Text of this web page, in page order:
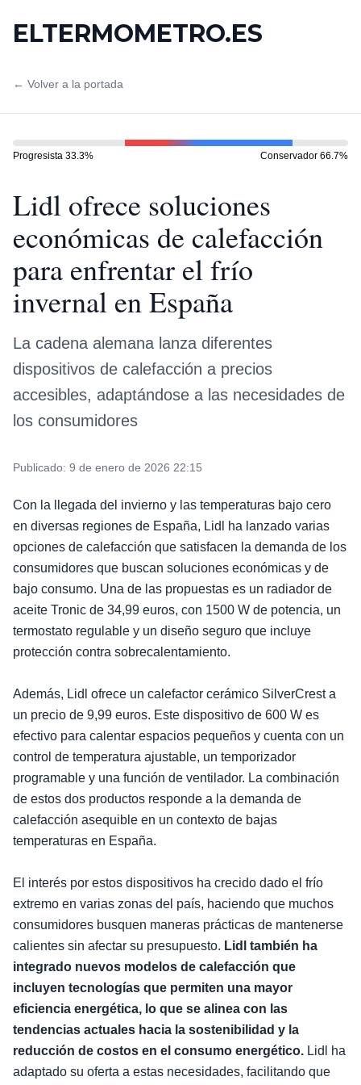
ELTERMOMETRO.ES
← Volver a la portada
Progresista 33.3% Conservador 66.7%
Lidl ofrece soluciones
económicas de calefacción
para enfrentar el frío
invernal en España
La cadena alemana lanza diferentes
dispositivos de calefacción a precios
accesibles, adaptándose a las necesidades de
los consumidores
Publicado: 9 de enero de 2026 22:15
Con la llegada del invierno y las temperaturas bajo cero
en diversas regiones de España, Lidl ha lanzado varias
opciones de calefacción que satisfacen la demanda de los
consumidores que buscan soluciones económicas y de
bajo consumo. Una de las propuestas es un radiador de
aceite Tronic de 34,99 euros, con 1500 W de potencia, un
termostato regulable y un diseño seguro que incluye
protección contra sobrecalentamiento.
Además, Lidl ofrece un calefactor cerámico SilverCrest a
un precio de 9,99 euros. Este dispositivo de 600 W es
efectivo para calentar espacios pequeños y cuenta con un
control de temperatura ajustable, un temporizador
programable y una función de ventilador. La combinación
de estos dos productos responde a la demanda de
calefacción asequible en un contexto de bajas
temperaturas en España.
El interés por estos dispositivos ha crecido dado el frío
extremo en varias zonas del país, haciendo que muchos
consumidores busquen maneras prácticas de mantenerse
calientes sin afectar su presupuesto. Lidl también ha
integrado nuevos modelos de calefacción que
incluyen tecnologías que permiten una mayor
eficiencia energética, lo que se alinea con las
tendencias actuales hacia la sostenibilidad y la
reducción de costos en el consumo energético. Lidl ha
adaptado su oferta a estas necesidades, facilitando que